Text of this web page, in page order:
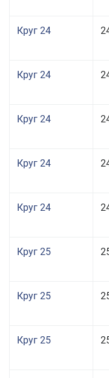
Круг 24
Круг 24
Круг 24
Круг 24
Круг 24
Круг 25
Круг 25
Круг 25